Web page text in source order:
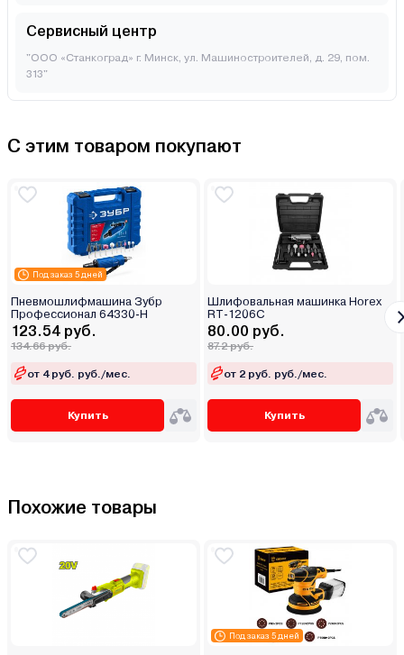
Сервисный центр
"ООО «Станкоград» г. Минск, ул. Машиностроителей, д. 29, пом.
313"
С этим товаром покупают
Под заказ 5 дней
Пневмошлифмашина Зубр
Профессионал 64330-H
123.54 руб.
134.66 руб.
от 4 руб. руб./мес.
Купить
Шлифовальная машинка Horex
RT-1206C
80.00 руб.
87.2 руб.
от 2 руб. руб./мес.
Купить
Похожие товары
Под заказ 5 дней